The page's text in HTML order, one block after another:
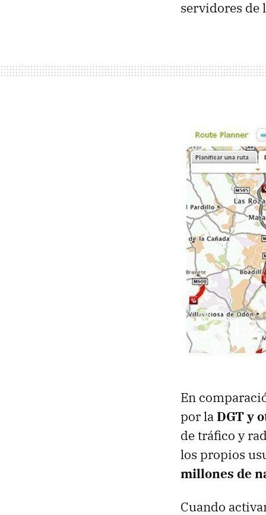
servidores de
En
por laDGTy
de tráfico y
los propios
millones de
Cuando